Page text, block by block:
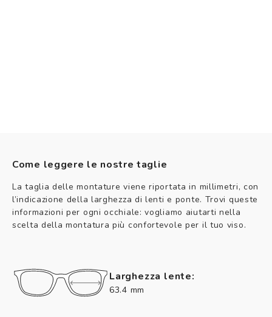
Come leggere le nostre taglie
La taglia delle montature viene riportata in millimetri, con
l’indicazione della larghezza di lenti e ponte. Trovi queste
informazioni per ogni occhiale: vogliamo aiutarti nella
scelta della montatura più confortevole per il tuo viso.
Larghezza lente:
63.4 mm